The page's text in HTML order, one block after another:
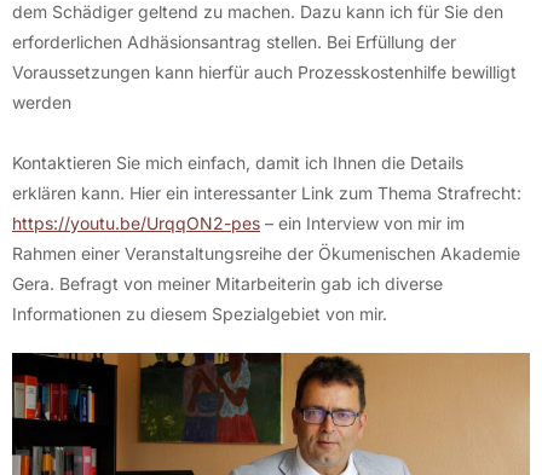
dem Schädiger geltend zu machen. Dazu kann ich für Sie den
erforderlichen Adhäsionsantrag stellen. Bei Erfüllung der
Voraussetzungen kann hierfür auch Prozesskostenhilfe bewilligt
werden
Kontaktieren Sie mich einfach, damit ich Ihnen die Details
erklären kann. Hier ein interessanter Link zum Thema Strafrecht:
https://youtu.be/UrqqON2-pes – ein Interview von mir im
Rahmen einer Veranstaltungsreihe der Ökumenischen Akademie
Gera. Befragt von meiner Mitarbeiterin gab ich diverse
Informationen zu diesem Spezialgebiet von mir.